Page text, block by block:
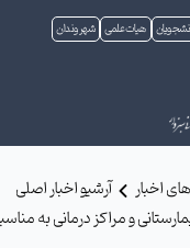
هیات علمی شهروندان
اخبار
آرشیو اخبار اصلی
و مراکز درمانی به